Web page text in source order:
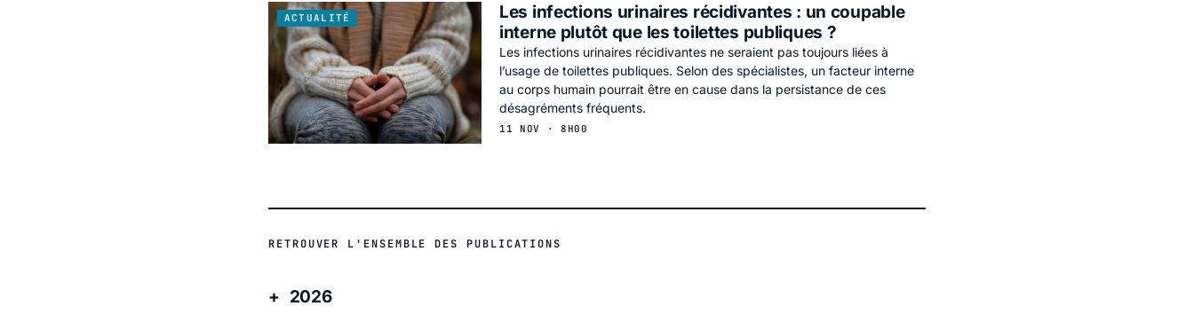
ACTUALITÉ
Les infections urinaires récidivantes : un coupable
interne plutôt que les toilettes publiques ?
Les infections urinaires récidivantes ne seraient pas toujours liées à
l’usage de toilettes publiques. Selon des spécialistes, un facteur interne
au corps humain pourrait être en cause dans la persistance de ces
désagréments fréquents.
11 NOV · 8H00
RETROUVER L'ENSEMBLE DES PUBLICATIONS
2026